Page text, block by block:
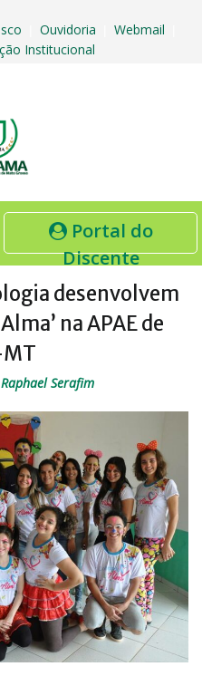
Ouvidoria Webmail
Institucional
Portal do
Discente
desenvolvem
na APAE de
MT
Raphael Serafim